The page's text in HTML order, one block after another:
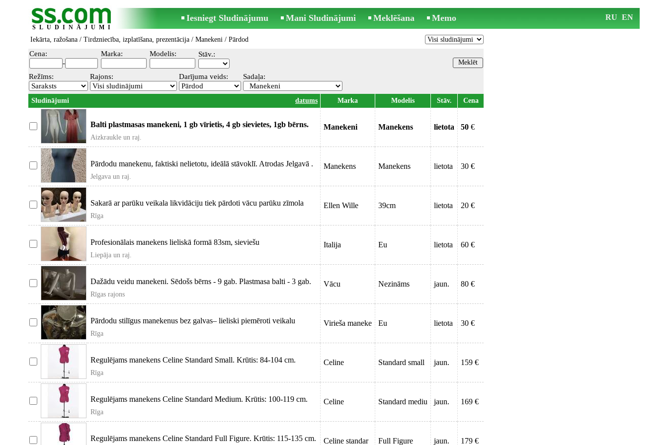
SLUDINĀJUMI
Iesniegt Sludinājumu Mani Sludinājumi Meklēšana Memo RU EN
Iekārta, ražošana / Tirdzniecība, izplatīšana, prezentācija / Manekeni / Pārdod
Cena:
-
Marka: Modelis: Stāv.:
Režīms: Rajons: Darījuma veids: Sadaļa:
Sludinājumi datums Marka Modelis Stāv. Cena
Balti plastmasas manekeni, 1 gb vīrietis, 4 gb sievietes, 1gb bērns.
Komplektā met
Aizkraukle un raj.
Manekeni Manekens lietota 50 €
Pārdodu manekenu, faktiski nelietotu, ideālā stāvoklī. Atrodas Jelgavā .
Jelgava un raj.
Manekens Manekens lietota 30 €
Sakarā ar parūku veikala likvidāciju tiek pārdoti vācu parūku zīmola
Ellen Wille man
Rīga
Ellen Wille 39cm lietota 20 €
Profesionālais manekens lieliskā formā 83sm, sieviešu
Liepāja un raj.
Italija Eu lietota 60 €
Dažādu veidu manekeni. Sēdošs bērns - 9 gab. Plastmasa balti - 3 gab.
Rīgas rajons
Vācu Nezināms jaun. 80 €
Pārdodu stilīgus manekenus bez galvas– lieliski piemēroti veikalu
vitrīnām, apģērbu
Rīga
Virieša maneke Eu lietota 30 €
Regulējams manekens Celine Standard Small. Krūtis: 84-104 cm.
Viduklis: 65-84
Rīga
Celine Standard small jaun. 159 €
Regulējams manekens Celine Standard Medium. Krūtis: 100-119 cm.
Viduklis: 81-
Rīga
Celine Standard mediu jaun. 169 €
Regulējams manekens Celine Standard Full Figure. Krūtis: 115-135 cm.
Celine standar Full Figure jaun. 179 €